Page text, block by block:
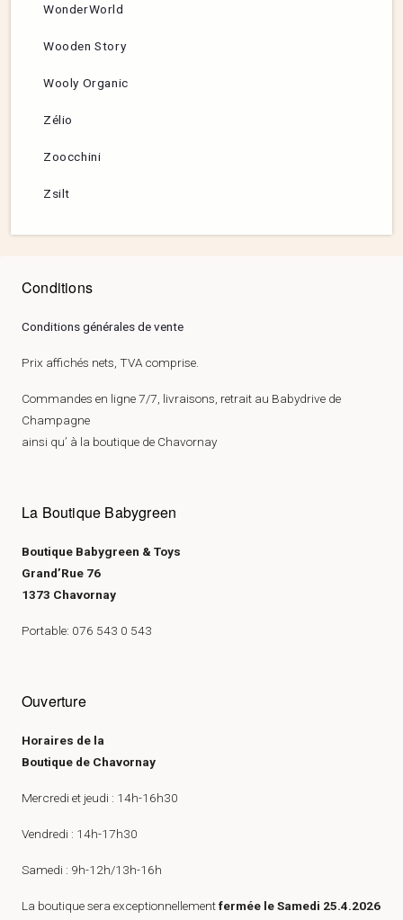
WonderWorld
Wooden Story
Wooly Organic
Zélio
Zoocchini
Zsilt
Conditions
Conditions générales de vente
Prix affichés nets, TVA comprise.
Commandes en ligne 7/7, livraisons, retrait au Babydrive de
Champagne
ainsi qu’ à la boutique de Chavornay
La Boutique Babygreen
Boutique Babygreen & Toys
Grand’Rue 76
1373 Chavornay
Portable: 076 543 0 543
Ouverture
Horaires de la
Boutique de Chavornay
Mercredi et jeudi : 14h-16h30
Vendredi : 14h-17h30
Samedi : 9h-12h/13h-16h
La boutique sera exceptionnellementfermée le Samedi 25.4.2026